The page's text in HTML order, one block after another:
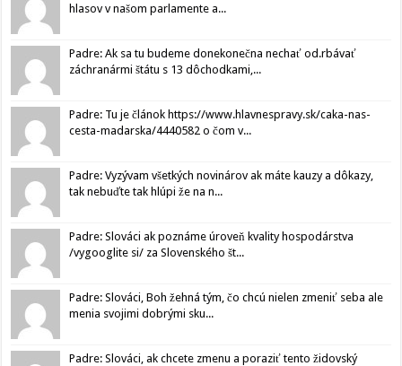
hlasov v našom parlamente a...
Padre: Ak sa tu budeme donekonečna nechať od.rbávať
záchranármi štátu s 13 dôchodkami,...
Padre: Tu je článok https://www.hlavnespravy.sk/caka-nas-
cesta-madarska/4440582 o čom v...
Padre: Vyzývam všetkých novinárov ak máte kauzy a dôkazy,
tak nebuďte tak hlúpi že na n...
Padre: Slováci ak poznáme úroveň kvality hospodárstva
/vygooglite si/ za Slovenského št...
Padre: Slováci, Boh žehná tým, čo chcú nielen zmeniť seba ale
menia svojimi dobrými sku...
Padre: Slováci, ak chcete zmenu a poraziť tento židovský